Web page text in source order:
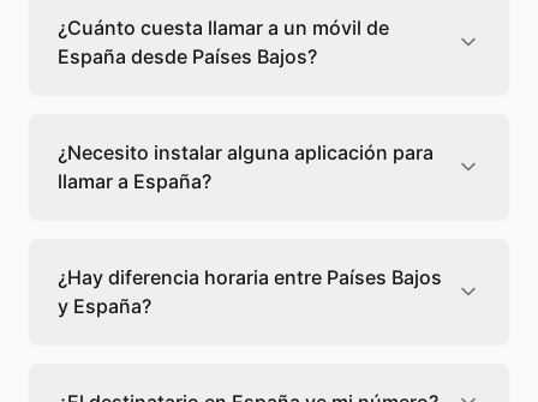
cuesta 0,03 €/min con Teléfono Global. Verás
el precio exacto antes de marcar para que
sepas qué vas a gastar.
¿Cuánto cuesta llamar a un móvil de
España desde Países Bajos?
Bajos cuesta 0,33 €/min con Teléfono Global.
Pagas solo los minutos que hablas, sin cuotas
ni permanencia.
¿Necesito instalar alguna aplicación para
llamar a España?
desde tu navegador web. Solo necesitas una
conexión a internet y podrás llamar
directamente a España.
¿Hay diferencia horaria entre Países Bajos
y España?
diferencia horaria. Adapta tu llamada al